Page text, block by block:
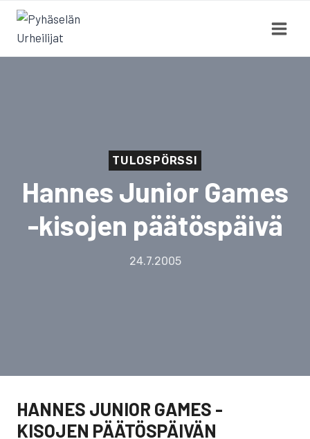
Siirry
sisältöön
TULOSPÖRSSI
Hannes Junior Games
-kisojen päätöspäivä
24.7.2005
HANNES JUNIOR GAMES -
KISOJEN PÄÄTÖSPÄIVÄN